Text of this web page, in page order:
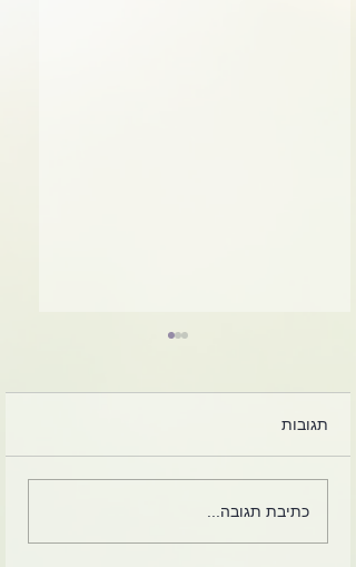
לקט מכתבים, הקלטות
תגובות
כתיבת תגובה...